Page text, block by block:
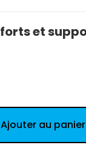
Ajouter au panier